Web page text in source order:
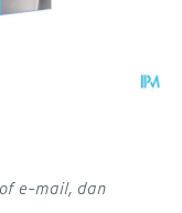
e-mail, dan